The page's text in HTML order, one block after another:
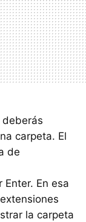
deberás
carpeta. El
de
Enter. En esa
la carpeta